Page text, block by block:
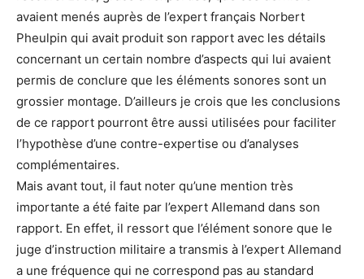
avaient menés auprès de l’expert français Norbert
Pheulpin qui avait produit son rapport avec les détails
concernant un certain nombre d’aspects qui lui avaient
permis de conclure que les éléments sonores sont un
grossier montage. D’ailleurs je crois que les conclusions
de ce rapport pourront être aussi utilisées pour faciliter
l’hypothèse d’une contre-expertise ou d’analyses
complémentaires.
Mais avant tout, il faut noter qu’une mention très
importante a été faite par l’expert Allemand dans son
rapport. En effet, il ressort que l’élément sonore que le
juge d’instruction militaire a transmis à l’expert Allemand
a une fréquence qui ne correspond pas au standard